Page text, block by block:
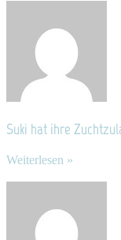
Suki hat ihre
Weiterlesen »